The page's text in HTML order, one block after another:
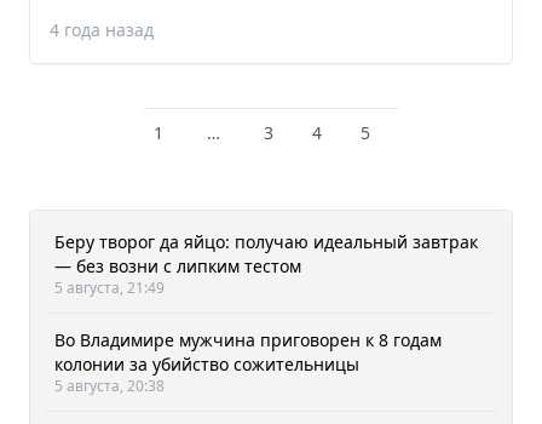
4 года назад
1 … 3 4 5
Беру творог да яйцо: получаю идеальный завтрак
— без возни с липким тестом
5 августа, 21:49
Во Владимире мужчина приговорен к 8 годам
колонии за убийство сожительницы
5 августа, 20:38